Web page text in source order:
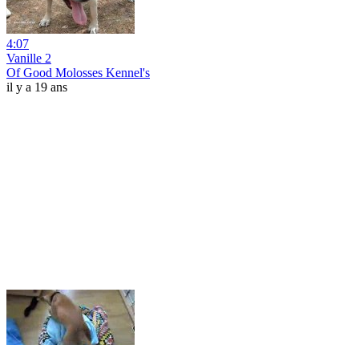
4:07
Vanille 2
Of Good Molosses Kennel's
il y a 19 ans